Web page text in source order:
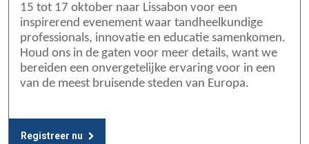
15 tot 17 oktober naar Lissabon voor een
inspirerend evenement waar tandheelkundige
professionals, innovatie en educatie samenkomen.
Houd ons in de gaten voor meer details, want we
bereiden een onvergetelijke ervaring voor in een
van de meest bruisende steden van Europa.
Registreer nu